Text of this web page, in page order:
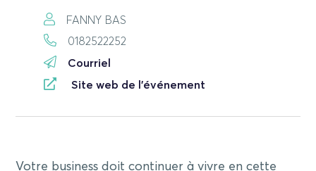
FANNY BAS
0182522252
Courriel
Site web de l'événement
Votre business doit continuer à vivre en cette